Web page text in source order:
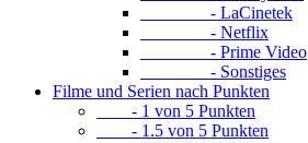
- LaCinetek
- Netflix
- Prime Video
- Sonstiges
Filme und Serien nach Punkten
- 1 von 5 Punkten
- 1.5 von 5 Punkten